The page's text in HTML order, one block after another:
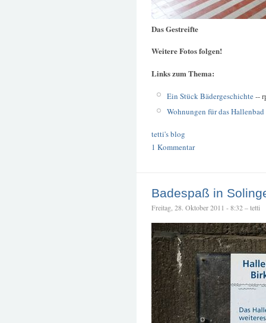
Das Gestreifte
Weitere Fotos folgen!
Links zum Thema:
Ein Stück Bädergeschichte--
Wohnungen für das
tetti's blog
1 Kommentar
Badespaß in
Freitag, 28. Oktober 2011 - 8:32 – tetti